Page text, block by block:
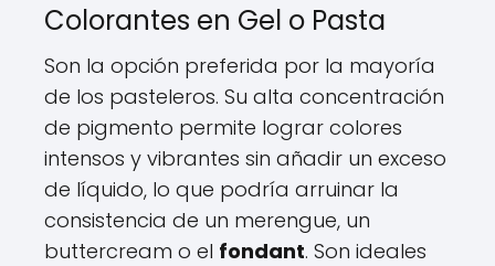
Colorantes en Gel o Pasta
Son la opción preferida por la mayoría
de los pasteleros. Su alta concentración
de pigmento permite lograr colores
intensos y vibrantes sin añadir un exceso
de líquido, lo que podría arruinar la
consistencia de un merengue, un
buttercream o el fondant. Son ideales